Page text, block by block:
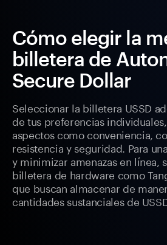
Cómo elegir la
billetera de
Secure Dollar
Seleccionar la billetera USSD
de tus preferencias
aspectos como conveniencia,
resistencia y seguridad. Para
y minimizar amenazas en línea,
billetera de hardware como
que buscan almacenar de
cantidades sustanciales de